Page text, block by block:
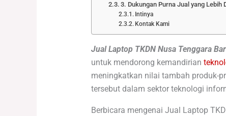
3. Dukungan Purna Jual yang Lebih
Intinya
Kontak Kami
Jual Laptop TKDN Nusa Tenggara
untuk mendorong kemandirian
meningkatkan nilai tambah produk-
tersebut dalam sektor teknologi
Berbicara mengenai Jual Laptop